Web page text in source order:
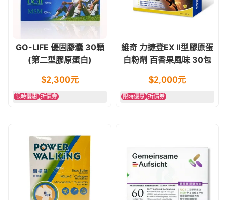
GO-LIFE 優固膠囊 30顆
(第二型膠原蛋白)
$2,300元
限時優惠 折價券
維奇 力捷登EX Ⅱ型膠原蛋
白粉劑 百香果風味 30包
$2,000元
限時優惠 折價券